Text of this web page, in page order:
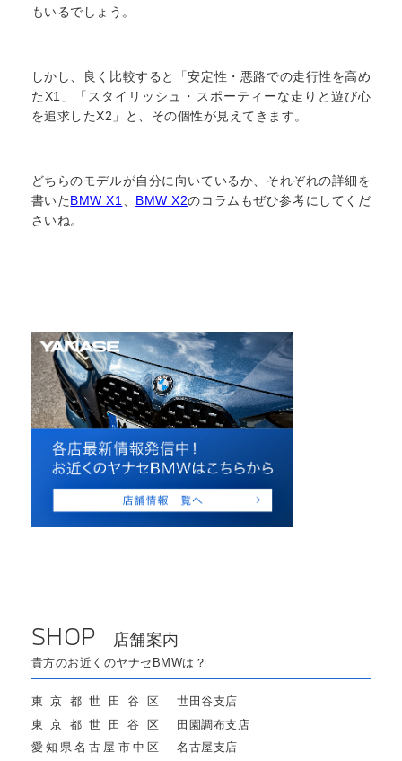
もいるでしょう。
しかし、良く比較すると「安定性・悪路での走行性を高め
たX1」「スタイリッシュ・スポーティーな走りと遊び心
を追求したX2」と、その個性が見えてきます。
どちらのモデルが自分に向いているか、それぞれの詳細を
書いたBMW X1、 BMW X2のコラムもぜひ参考にしてくだ
さいね。
SHOP 店舗案内
貴方のお近くのヤナセBMWは？
東京都世田谷区
世田谷支店
東京都世田谷区
田園調布支店
愛知県名古屋市中区
名古屋支店